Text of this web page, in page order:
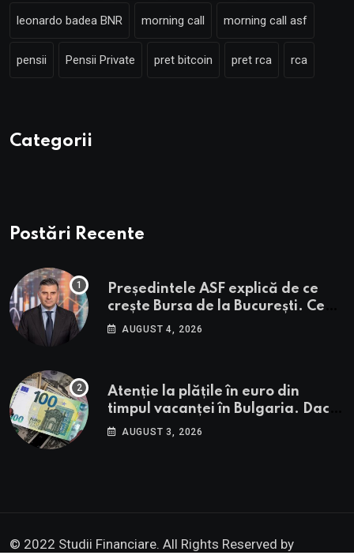
leonardo badea BNR morning call morning call asf
pensii Pensii Private pret bitcoin pret rca rca
Categorii
Postări Recente
Președintele ASF explică de ce
crește Bursa de la București. Ce
urmează pentru BVB potrivit lui
AUGUST 4, 2026
Atenție la plățile în euro din
timpul vacanței în Bulgaria. Dacă
în România cele mai falsificate
AUGUST 3, 2026
© 2022 Studii Financiare. All Rights Reserved by